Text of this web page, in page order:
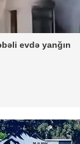
evdə yanğın